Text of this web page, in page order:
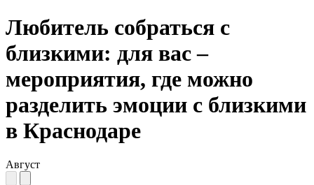
Любитель собраться с
близкими: для вас –
мероприятия, где можно
разделить эмоции с близкими
в Краснодаре
Август